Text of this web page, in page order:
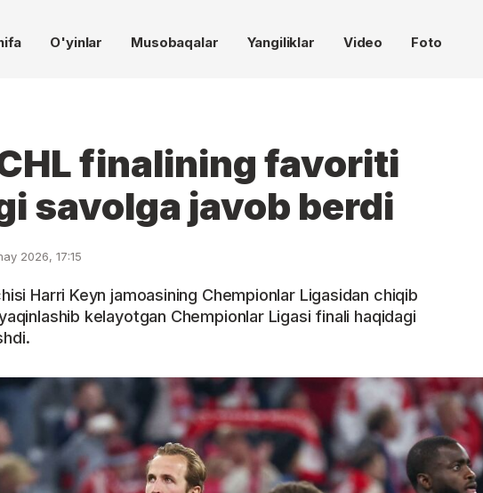
O'yinlar Musobaqalar Yangiliklar Video Foto
finalining favoriti
savolga javob berdi
2026, 17:15
Harri Keyn jamoasining Chempionlar Ligasidan chiqib
kelayotgan Chempionlar Ligasi finali haqidagi